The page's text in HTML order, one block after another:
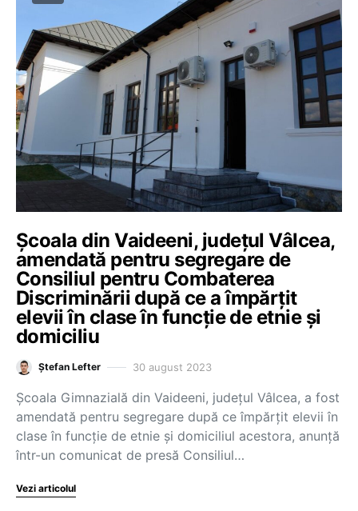
Școala din Vaideeni, județul Vâlcea,
amendată pentru segregare de
Consiliul pentru Combaterea
Discriminării după ce a împărțit
elevii în clase în funcție de etnie și
domiciliu
Ștefan Lefter 30 august 2023
Școala Gimnazială din Vaideeni, județul Vâlcea, a fost
amendată pentru segregare după ce împărțit elevii în
clase în funcție de etnie și domiciliul acestora, anunță
într-un comunicat de presă Consiliul…
Vezi articolul